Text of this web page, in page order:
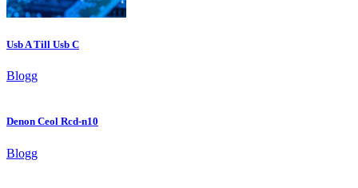
Usb A Till Usb C
Blogg
Denon Ceol Rcd-n10
Blogg